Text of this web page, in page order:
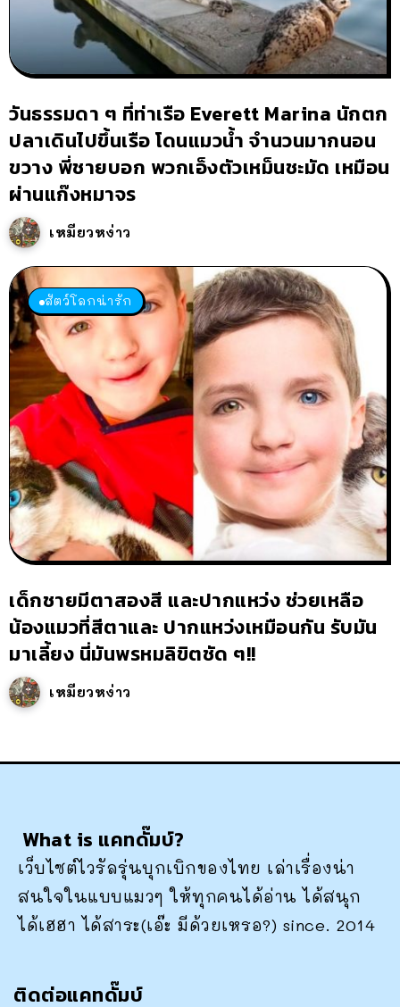
วันธรรมดา ๆ ที่ท่าเรือ Everett Marina นักตก
ปลาเดินไปขึ้นเรือ โดนแมวน้ำ จำนวนมากนอน
ขวาง พี่ชายบอก พวกเอ็งตัวเหม็นชะมัด เหมือน
ผ่านแก๊งหมาจร
เหมียวหง่าว
สัตว์โลกน่ารัก
เด็กชายมีตาสองสี และปากแหว่ง ช่วยเหลือ
น้องแมวที่สีตาและ ปากแหว่งเหมือนกัน รับมัน
มาเลี้ยง นี่มันพรหมลิขิตชัด ๆ!!
เหมียวหง่าว
What is แคทดั๊มบ์?
เว็บไซต์ไวรัลรุ่นบุกเบิกของไทย เล่าเรื่องน่า
สนใจในแบบแมวๆ ให้ทุกคนได้อ่าน ได้สนุก
ได้เฮฮา ได้สาระ(เอ๊ะ มีด้วยเหรอ?) since. 2014
ติดต่อแคทดั๊มบ์